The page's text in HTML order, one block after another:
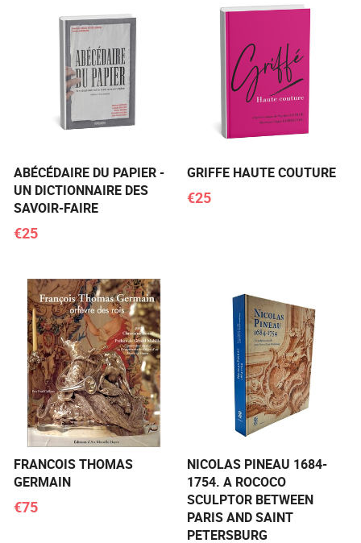
ABÉCÉDAIRE DU PAPIER -
UN DICTIONNAIRE DES
SAVOIR-FAIRE
€25
GRIFFE HAUTE COUTURE
€25
FRANCOIS THOMAS
GERMAIN
€75
NICOLAS PINEAU 1684-
1754. A ROCOCO
SCULPTOR BETWEEN
PARIS AND SAINT
PETERSBURG